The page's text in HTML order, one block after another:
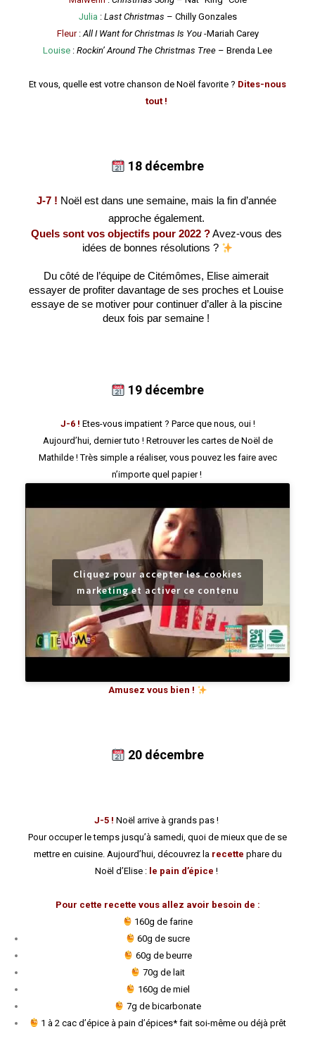
Julia : Last Christmas – Chilly Gonzales
Fleur:All I Want for Christmas Is You-Mariah Carey
Louise : Rockin’ Around The Christmas Tree – Brenda Lee
Et vous, quelle est votre chanson de Noël favorite ? Dites-nous
tout !
18 décembre
J-7 ! Noël est dans une semaine, mais la fin d’année
approche également.
Quels sont vos objectifs pour 2022 ? Avez-vous des
idées de bonnes résolutions ?
Du côté de l’équipe de Citémômes, Elise aimerait
essayer de profiter davantage de ses proches et Louise
essaye de se motiver pour continuer d’aller à la piscine
deux fois par semaine !
19 décembre
J-6 ! Etes-vous impatient ? Parce que nous, oui !
Aujourd’hui, dernier tuto ! Retrouver les cartes de Noël de
Mathilde ! Très simple a réaliser, vous pouvez les faire avec
n’importe quel papier !
Cliquez pour accepter les cookies
marketing et activer ce contenu
Amusez vous bien !
20 décembre
J-5 ! Noël arrive à grands pas !
Pour occuper le temps jusqu’à samedi, quoi de mieux que de se
mettre en cuisine. Aujourd’hui, découvrez la recette phare du
Noël d’Elise : le pain d’épice !
Pour cette recette vous allez avoir besoin de :
160g de farine
60g de sucre
60g de beurre
70g de lait
160g de miel
7g de bicarbonate
1 à 2 cac d’épice à pain d’épices* fait soi-même ou déjà prêt